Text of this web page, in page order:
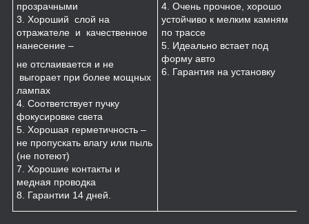
прозрачными
3. Хороший слой на
отражателе и качественное
нанесение –
не отслаивается и не
выгорает при более мощных
лампах
4. Соответствует пучку
фокусировке света
5. Хорошая герметичность –
не пропускать влагу или пыль
(не потеют)
7. Хорошие контакты и
медная проводка
8. Гарантии 14 дней.
4. Очень прочное, хорошо
устойчиво к мелким камням
по трассе
5. Идеально встает под
форму авто
6. Гарантия на установку